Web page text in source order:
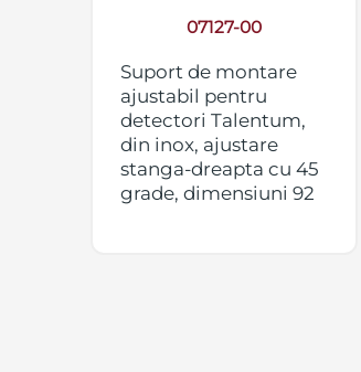
07127-00
Suport de montare
ajustabil pentru
detectori Talentum,
din inox, ajustare
stanga-dreapta cu 45
grade, dimensiuni 92